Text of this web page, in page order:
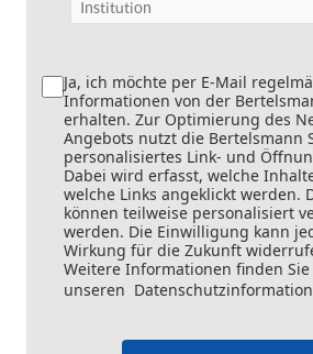
Ja, ich möchte per E-Mail
Informationen von der
erhalten. Zur Optimierung des
Angebots nutzt die Bertelsmann
personalisiertes Link- und
Dabei wird erfasst, welche
welche Links angeklickt werden.
können teilweise personalisiert
werden. Die Einwilligung kann
Wirkung für die Zukunft
Weitere Informationen finden Sie
unseren